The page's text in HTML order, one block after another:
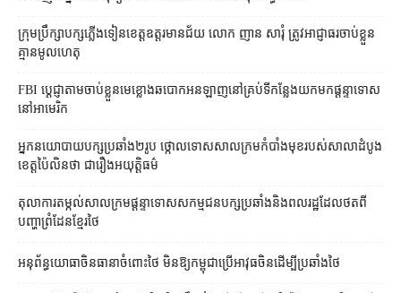
ក្រុមប្រឹក្សា​បក្ស​ភ្លើងទៀន​ខេត្ត​ឧត្ដរមានជ័យ លោក ញាន សារុំ ត្រូវ​អាជ្ញាធរ​ចាប់ខ្លួន​
គ្មាន​មូលហេតុ
FBI ប្ដេជ្ញា​តាម​ចាប់ខ្លួន​មេខ្លោង​ឆបោក​អនឡាញ​នៅ​គ្រប់​ទីកន្លែង​យក​មក​ផ្ដន្ទាទោស​
នៅ​អាមេរិក
អ្នកនយោបាយ​បក្ស​ប្រឆាំង​២​រូប ថ្កោលទោស​សាលក្រម​កំបាំងមុខ​របស់​សាលាដំបូង​
ខេត្ត​ប៉ៃលិន​ថា ជា​រឿង​អយុត្តិធម៌
តុលាការ​តម្កល់​សាលក្រម​ផ្ដន្ទាទោស​សកម្មជន​បក្ស​ប្រឆាំង​និង​ពលរដ្ឋ​ដែល​ថត​ពី​
បញ្ហា​ព្រំដែន​ខ្មែរ​ថៃ
អនុព័ន្ធយោធា​ចិន​ធានា​ចំពោះ​ថៃ មិន​ឱ្យ​កម្ពុជា​ប្រើ​អាវុធ​ចិន​ដើម្បី​ប្រឆាំង​ថៃ ​